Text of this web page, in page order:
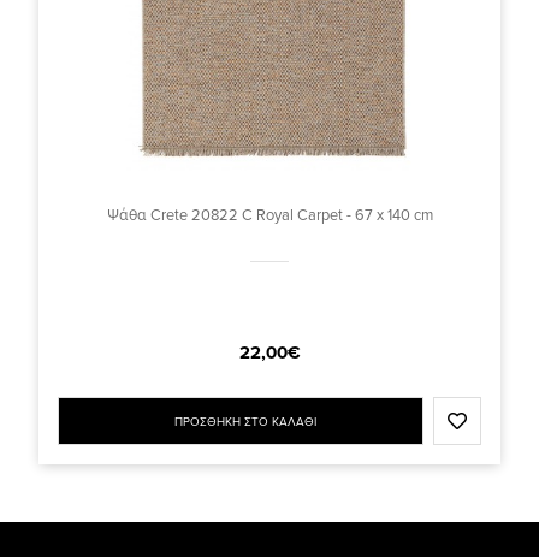
Ψάθα Crete 20822 C Royal Carpet - 67 x 140 cm
22,00€
ΠΡΟΣΘΗΚΗ ΣΤΟ ΚΑΛΑΘΙ